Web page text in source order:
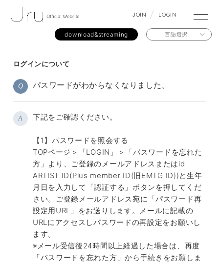
JOI N LOGI N
download&streaming 言語選択
ログインについて
Q パスワードがわからなくなりました。
A 下記をご確認ください。
【1】パスワードを照会する
TOPページ＞「LOGIN」＞「パスワードを忘れた
方」より、ご登録のメールアドレスまたはid
ARTIST ID(Plus member ID(旧EMTG ID))と生年
月日を入力して「認証する」ボタンを押してくだ
さい。ご登録メールアドレス宛に「パスワード再
設定用URL」をお送りします。メールに記載の
URLにアクセスしパスワードの再設定をお願いし
ます。
※メール受信後24時間以上経過した場合は、再度
「パスワードを忘れた方」から手続きをお願しま